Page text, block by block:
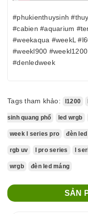
#phukienthuysinh
#cabien #aquarium
#weekaqua #weekL
#weekl900
#denledweek
Tags tham khảo: l1200
sinh quang phổ led wrgb
week l series pro đèn
rgb uv l pro series l
wrgb đèn led máng
SẢN